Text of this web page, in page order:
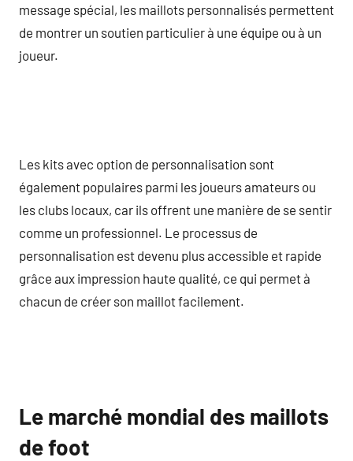
message spécial, les maillots personnalisés permettent
de montrer un soutien particulier à une équipe ou à un
joueur.
Les kits avec option de personnalisation sont
également populaires parmi les joueurs amateurs ou
les clubs locaux, car ils offrent une manière de se sentir
comme un professionnel. Le processus de
personnalisation est devenu plus accessible et rapide
grâce aux impression haute qualité, ce qui permet à
chacun de créer son maillot facilement.
Le marché mondial des maillots
de foot